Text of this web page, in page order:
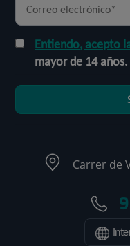
Entiendo, acepto
mayor de 14 años.
Carrer de